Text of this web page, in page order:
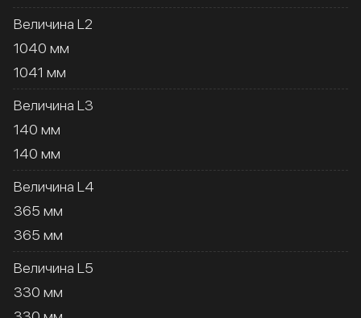
Величина L2
1040 мм
1041 мм
Величина L3
140 мм
140 мм
Величина L4
365 мм
365 мм
Величина L5
330 мм